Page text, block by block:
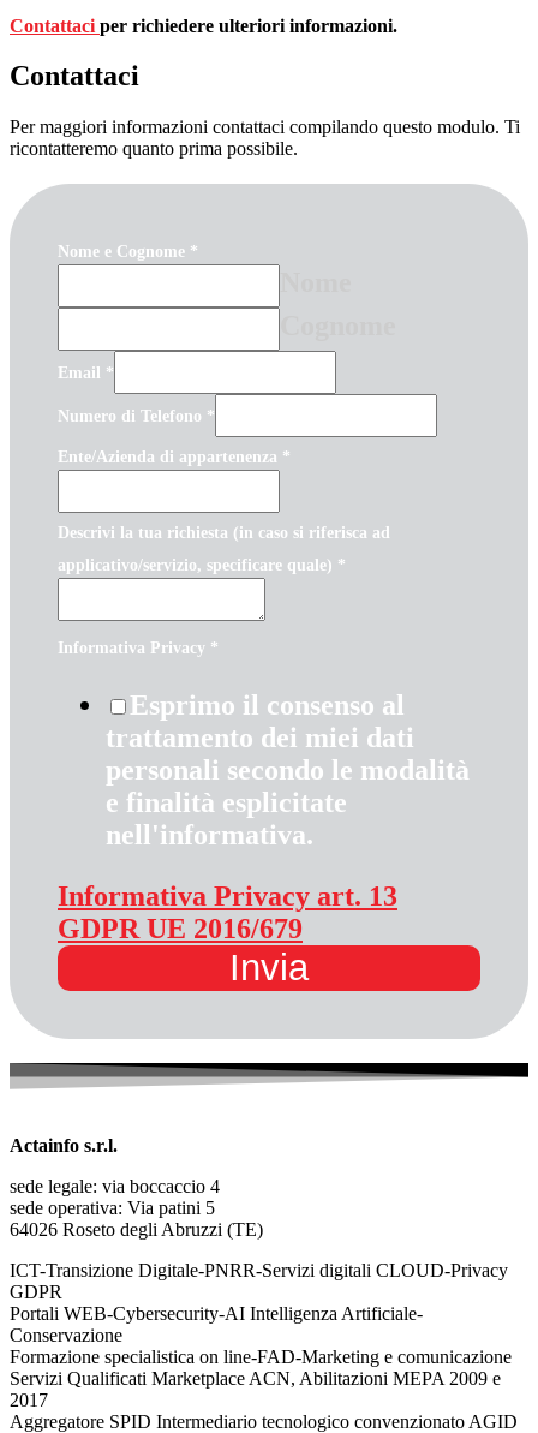
Contattaci per richiedere ulteriori informazioni.
Contattaci
Per maggiori informazioni contattaci compilando questo modulo. Ti
ricontatteremo quanto prima possibile.
Nome e Cognome *
Email *
Numero di Telefono *
Ente/Azienda di appartenenza *
Descrivi la tua richiesta (in caso si riferisca ad
applicativo/servizio, specificare quale) *
Informativa Privacy *
Esprimo il consenso al
trattamento dei miei dati
personali secondo le modalità
e finalità esplicitate
nell'informativa.
Informativa Privacy art. 13
GDPR UE 2016/679
Invia
Actainfo s.r.l.
sede legale: via boccaccio 4
sede operativa: Via patini 5
64026 Roseto degli Abruzzi (TE)
ICT-Transizione Digitale-PNRR-Servizi digitali CLOUD-Privacy
GDPR
Portali WEB-Cybersecurity-AI Intelligenza Artificiale-
Conservazione
Formazione specialistica on line-FAD-Marketing e comunicazione
Servizi Qualificati Marketplace ACN, Abilitazioni MEPA 2009 e
2017
Aggregatore SPID Intermediario tecnologico convenzionato AGID